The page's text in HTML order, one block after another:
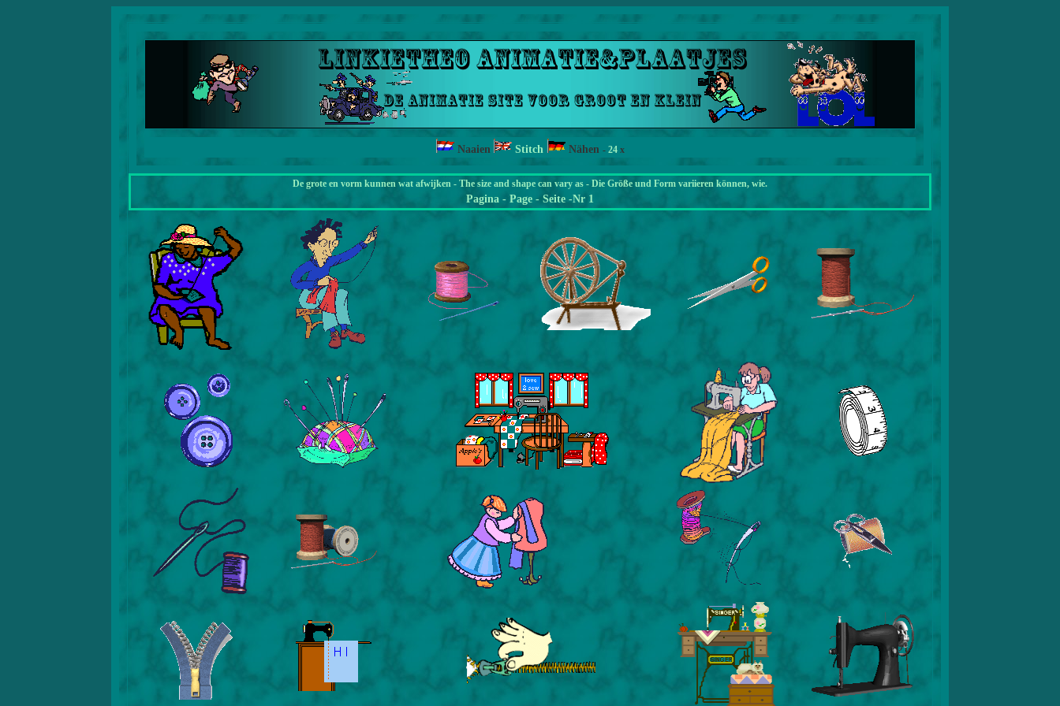
Naaien Stitch Nähen - 24 x
De grote en vorm kunnen wat afwijken - The size and shape can vary as - Die Größe und Form variieren können, wie.
Pagina - Page - Seite -Nr 1